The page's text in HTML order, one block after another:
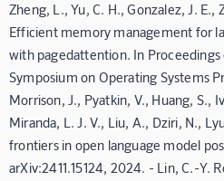
Zheng, L., Yu, C. H., Gonzalez, J. E.,
Efficient memory management for
with pagedattention. In Proceedings
Symposium on Operating Systems
Morrison, J., Pyatkin, V., Huang, S.,
Miranda, L. J. V., Liu, A., Dziri, N.,
frontiers in open language model
arXiv:2411.15124, 2024. - Lin, C.-Y.